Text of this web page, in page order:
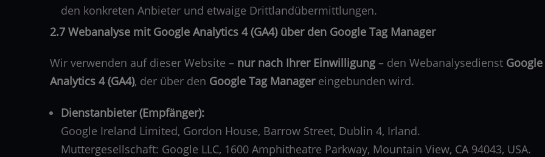
den konkreten Anbieter und etwaige Drittlandübermittlungen.
2.7 Webanalyse mit Google Analytics 4 (GA4) über den Google Tag Manager
Wir verwenden auf dieser Website – nur nach Ihrer Einwilligung – den Webanalysedienst Google
Analytics 4 (GA4), der über den Google Tag Managereingebunden wird.
Dienstanbieter (Empfänger):
Google Ireland Limited, Gordon House, Barrow Street, Dublin 4, Irland.
Muttergesellschaft: Google LLC, 1600 Amphitheatre Parkway, Mountain View, CA 94043, USA.